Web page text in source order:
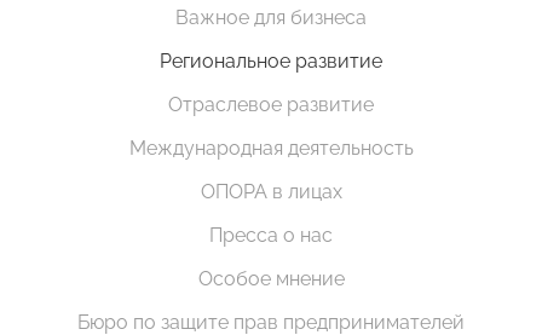
Важное для бизнеса
Региональное развитие
Отраслевое развитие
Международная деятельность
ОПОРА в лицах
Пресса о нас
Особое мнение
Бюро по защите прав предпринимателей